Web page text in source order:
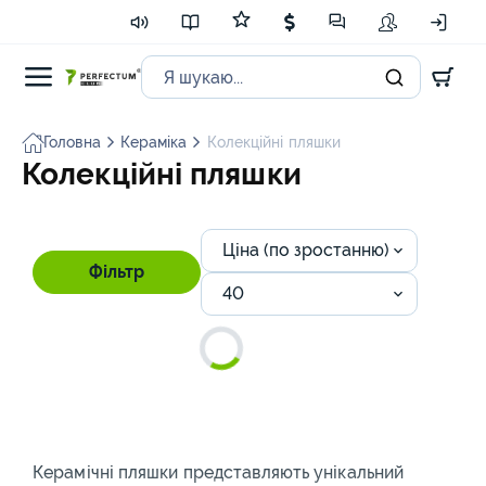
Головна Кераміка Колекційні пляшки
Колекційні пляшки
Фільтр
Ціна (по зростанню)
40
Керамічні пляшки представляють унікальний